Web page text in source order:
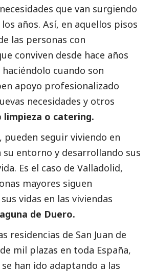
que van surgiendo
años. Así, en aquellos pisos
las personas con
conviven desde hace años
cuando son
apoyo profesionalizado
necesidades y otros
limpieza o catering.
pueden seguir viviendo en
su entorno y desarrollando sus
Es el caso de Valladolid,
mayores siguen
vidas en las viviendas
de Duero.
residencias de San Juan de
mil plazas en toda España,
han ido adaptando a las